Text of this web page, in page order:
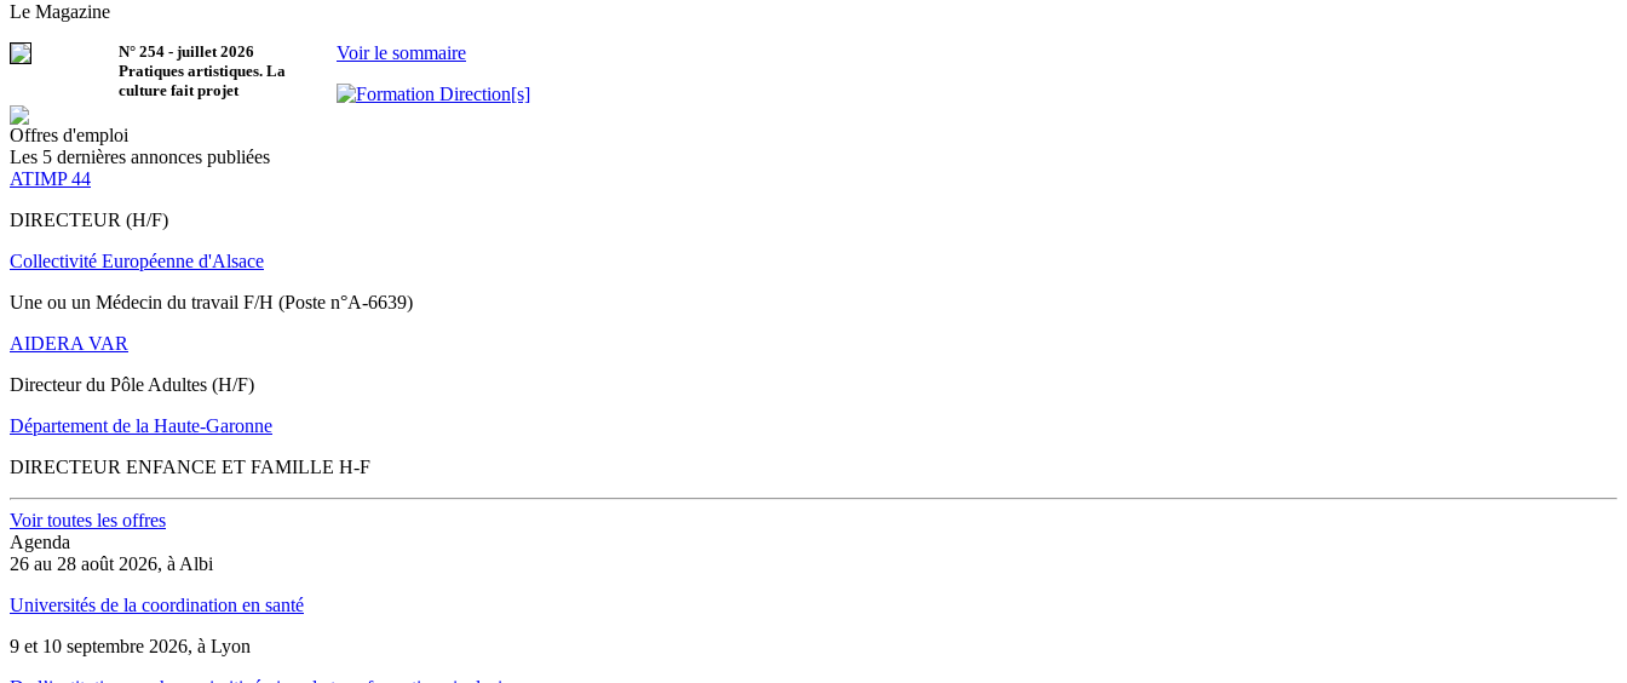
Le Magazine
N° 254 - juillet 2026
Pratiques artistiques. La
culture fait projet
Voir le sommaire
Offres d'emploi
Les 5 dernières annonces publiées
ATIMP 44
DIRECTEUR (H/F)
Collectivité Européenne d'Alsace
Une ou un Médecin du travail F/H (Poste n°A-6639)
AIDERA VAR
Directeur du Pôle Adultes (H/F)
Département de la Haute-Garonne
DIRECTEUR ENFANCE ET FAMILLE H-F
Voir toutes les offres
Agenda
26 au 28 août 2026, à Albi
Universités de la coordination en santé
9 et 10 septembre 2026, à Lyon